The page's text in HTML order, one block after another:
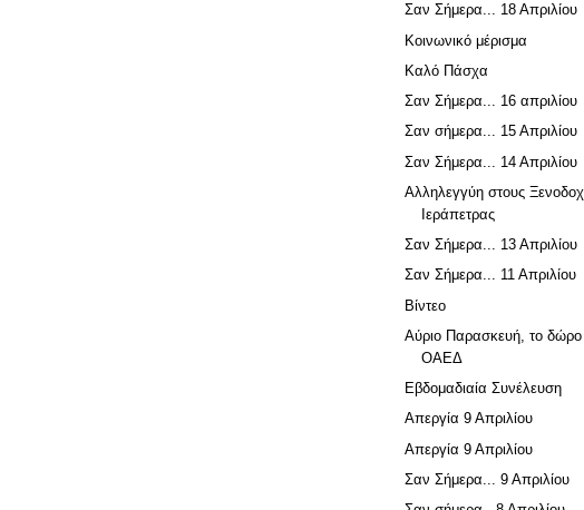
Σαν Σήμερα... 18 Απριλίου
Κοινωνικό μέρισμα
Καλό Πάσχα
Σαν Σήμερα... 16 απριλίου
Σαν σήμερα... 15 Απριλίου
Σαν Σήμερα... 14 Απριλίου
Αλληλεγγύη στους
Ιεράπετρας
Σαν Σήμερα... 13 Απριλίου
Σαν Σήμερα... 11 Απριλίου
Βίντεο
Αύριο Παρασκευή, το
ΟΑΕΔ
Εβδομαδιαία Συνέλευση
Απεργία 9 Απριλίου
Απεργία 9 Απριλίου
Σαν Σήμερα... 9 Απριλίου